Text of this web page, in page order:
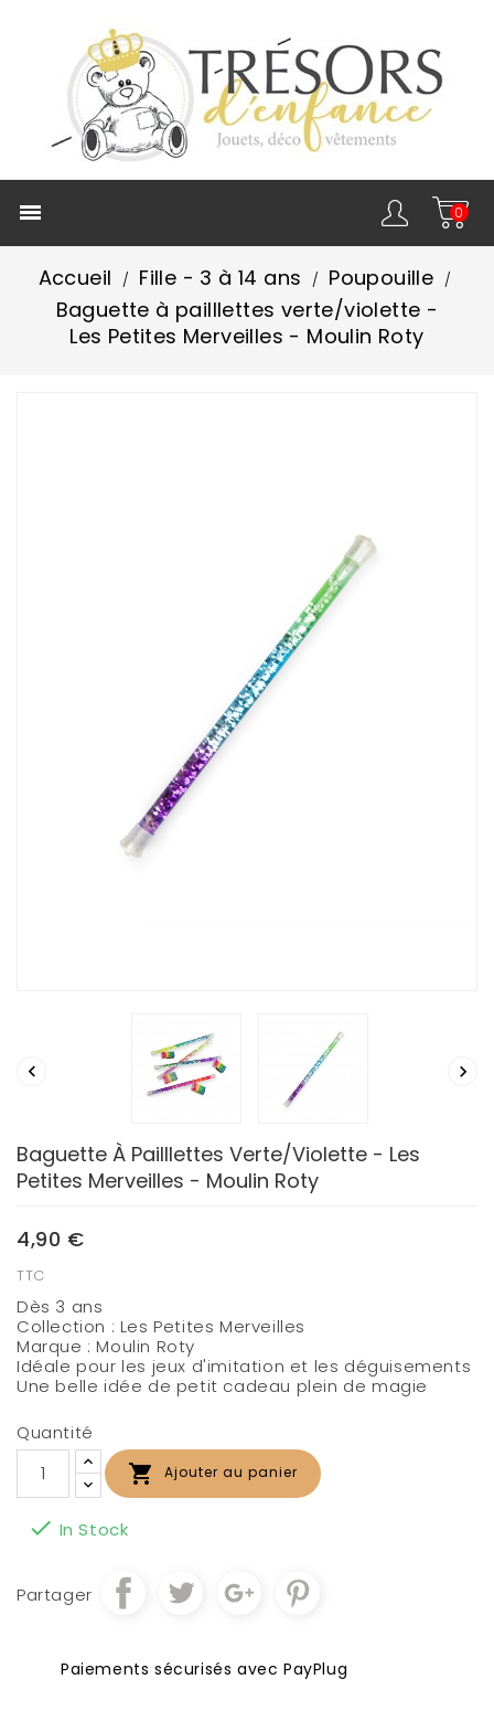
 0
Accueil Fille - 3 à 14 ans
Poupouille
Baguette à pailllettes verte/violette -
Les Petites Merveilles - Moulin Roty
 
Baguette À Pailllettes Verte/violette - Les
Petites Merveilles - Moulin Roty
4,90 €
TTC
Dès 3 ans
Collection : Les Petites Merveilles
Marque : Moulin Roty
Idéale pour les jeux d'imitation et les déguisements
Une belle idée de petit cadeau plein de magie
Quantité
 Ajouter au panier
 In Stock
Partager
Paiements sécurisés avec PayPlug